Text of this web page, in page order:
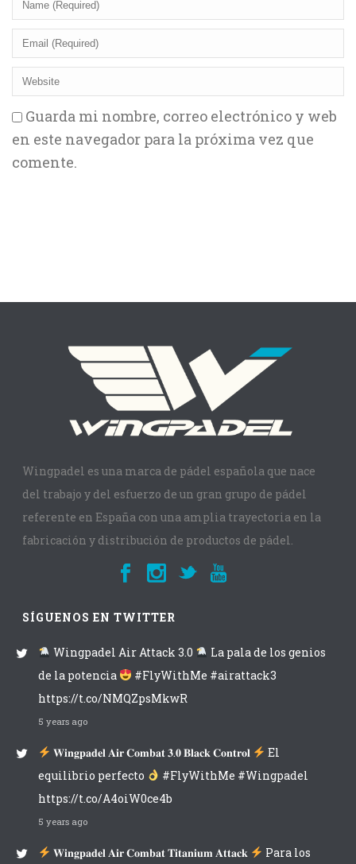
Guarda mi nombre, correo electrónico y web
en este navegador para la próxima vez que
comente.
Wingpadel es una marca de pádel española que nace
del trabajo y del esfuerzo de un gran grupo de pádel
referente en España con una amplia trayectoria en la
fabricación y distribución de productos de pádel.
SÍGUENOS EN TWITTER
Wingpadel Air Attack 3.0
La pala de los genios
de la potencia
#FlyWithMe #airattack3
https://t.co/NMQZpsMkwR
5 years ago
𝐖𝐢𝐧𝐠𝐩𝐚𝐝𝐞𝐥 𝐀𝐢𝐫 𝐂𝐨𝐦𝐛𝐚𝐭 𝟑.𝟎 𝐁𝐥𝐚𝐜𝐤 𝐂𝐨𝐧𝐭𝐫𝐨𝐥
El
equilibrio perfecto
#FlyWithMe #Wingpadel
https://t.co/A4oiW0ce4b
5 years ago
𝐖𝐢𝐧𝐠𝐩𝐚𝐝𝐞𝐥 𝐀𝐢𝐫 𝐂𝐨𝐦𝐛𝐚𝐭 𝐓𝐢𝐭𝐚𝐧𝐢𝐮𝐦 𝐀𝐭𝐭𝐚𝐜𝐤 Para los